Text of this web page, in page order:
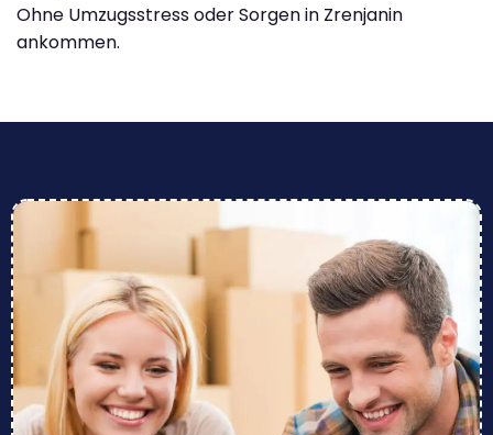
Ohne Umzugsstress oder Sorgen in Zrenjanin
ankommen.